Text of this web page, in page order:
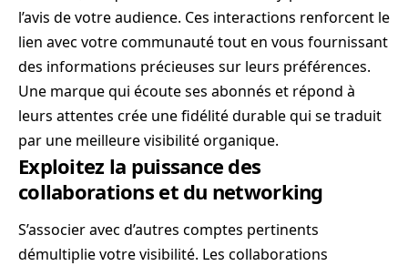
l’avis de votre audience. Ces interactions renforcent le
lien avec votre communauté tout en vous fournissant
des informations précieuses sur leurs préférences.
Une marque qui écoute ses abonnés et répond à
leurs attentes crée une fidélité durable qui se traduit
par une meilleure visibilité organique.
Exploitez la puissance des
collaborations et du networking
S’associer avec d’autres comptes pertinents
démultiplie votre visibilité. Les collaborations